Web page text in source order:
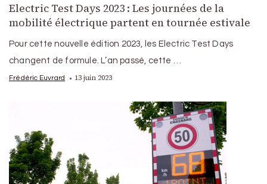
Electric Test Days 2023 : Les journées de la
mobilité électrique partent en tournée estivale
Pour cette nouvelle édition 2023, les Electric Test Days
changent de formule. L’an passé, cette …
Frédéric Euvrard 13 juin 2023